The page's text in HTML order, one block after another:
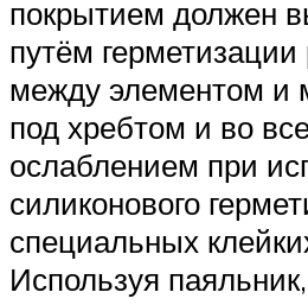
покрытием должен
путём герметизации
между элементом и
под хребтом и во
ослаблением при
силиконового
специальных
Используя